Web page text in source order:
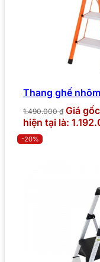
Thang ghế
1.490.000₫ Giá
hiện tại là:
-20%